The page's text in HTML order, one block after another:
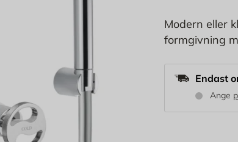
Modern eller
formgivning
Endast
Ange